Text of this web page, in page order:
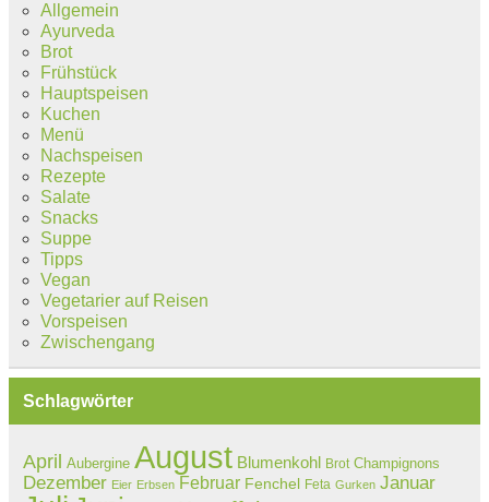
Allgemein
Ayurveda
Brot
Frühstück
Hauptspeisen
Kuchen
Menü
Nachspeisen
Rezepte
Salate
Snacks
Suppe
Tipps
Vegan
Vegetarier auf Reisen
Vorspeisen
Zwischengang
Schlagwörter
April Aubergine August Blumenkohl Brot Champignons
Dezember Eier Erbsen Februar Fenchel Feta Gurken Januar